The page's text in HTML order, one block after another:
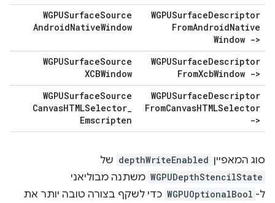
WGPUSurfaceDescriptor
FromAndroidNative
Window ->
WGPUSurfaceSource
AndroidNativeWindow
WGPUSurfaceDescriptor
FromXcbWindow ->
WGPUSurfaceSource
XCBWindow
WGPUSurfaceDescriptor
FromCanvasHTMLSelector
->
WGPUSurfaceSource
CanvasHTMLSelector_
Emscripten
סוג המאפיין depthWriteEnabled של
WGPUDepthStencilState משתנה מבוליאני
ל- WGPUOptionalBool כדי לשקף בצורה טובה יותר את